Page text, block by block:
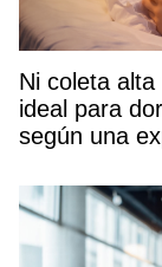
Ni coleta
ideal para
según una